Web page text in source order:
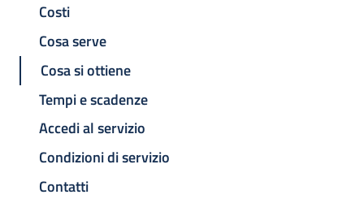
Costi
Cosa serve
Cosa si ottiene
Tempi e scadenze
Accedi al servizio
Condizioni di servizio
Contatti